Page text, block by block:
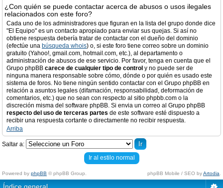
¿Con quién se puede contactar acerca de abusos o usos ilegales
relacionados con este foro?
Cada uno de los administradores que figuran en la lista del grupo donde dice
"El Equipo" es un contacto apropiado para enviar sus quejas. Si así no
obtiene respuesta debería tratar de contactar con el dueño del dominio
(efectúe una búsqueda whois) o, si este foro tiene correo sobre un dominio
gratuito (Yahoo!, gmail.com, hotmail.com, etc.), al departamento o
administración de abusos de ese servicio. Por favor, tenga en cuenta que el
Grupo phpBB carece de cualquier tipo de control y no puede ser de
ninguna manera responsable sobre cómo, dónde o por quién es usado este
sistema de foros. No tiene ningún sentido contactar con el Grupo phpBB en
relación a asuntos legales (difamación, responsabilidad, deformación de
comentarios, etc.) que no sean con respecto al sitio phpbb.com o la
discreción misma del software phpBB. Si envia un correo al Grupo phpBB
respecto del uso de terceras partes de este software esté dispuesto a
recibir una respuesta cortante o directamente no recibir respuesta.
Arriba
Saltar a:
Ir al estilo normal
Powered by phpBB © phpBB Group. phpBB Mobile / SEO byArtodia